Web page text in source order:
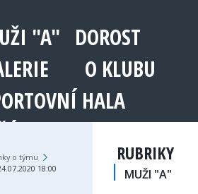
"A" DOROST
O KLUBU
HALA
o týmu ›
18:00
RUBRIKY
MUŽI "A"